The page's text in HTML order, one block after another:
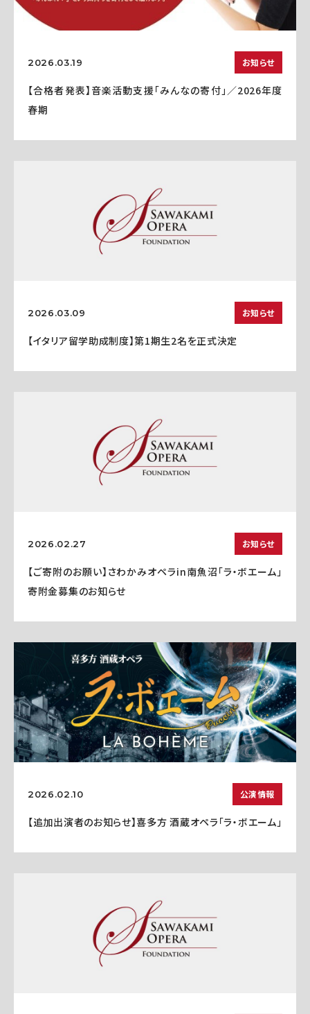
2026.03.19 お知らせ
【合格者発表】音楽活動支援「みんなの寄付」／2026年度
春期
2026.03.09 お知らせ
【イタリア留学助成制度】第1期生2名を正式決定
2026.02.27 お知らせ
【ご寄附のお願い】さわかみオペラin南魚沼「ラ・ボエーム」
寄附金募集のお知らせ
2026.02.10 公演情報
【追加出演者のお知らせ】喜多方 酒蔵オペラ「ラ・ボエーム」